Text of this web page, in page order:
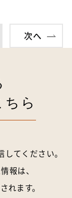
次へ
ら
てください。
報は、
れます。